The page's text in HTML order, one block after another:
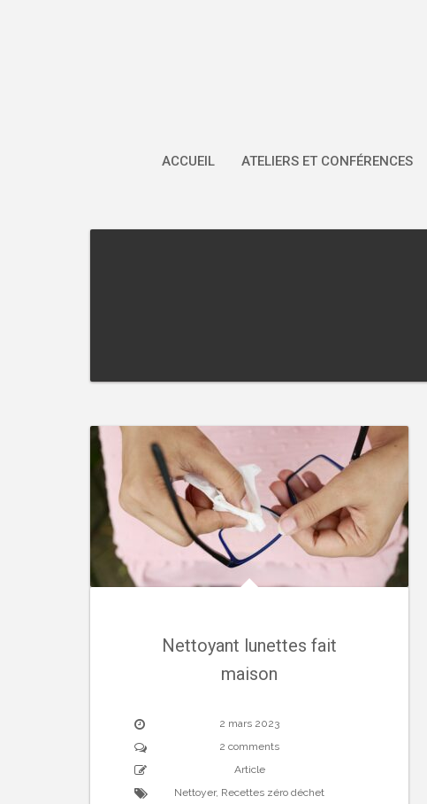
ACCUEIL ATELIERS ET CONFÉRENCES
Nettoyant lunettes fait
maison
2 mars 2023
2 comments
Article
Nettoyer, Recettes zéro déchet